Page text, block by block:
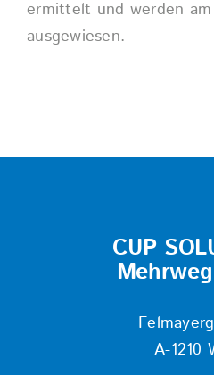
ermittelt und werden
ausgewiesen.
CUP
A-1210